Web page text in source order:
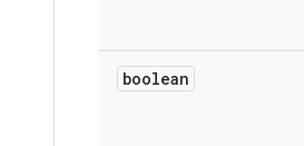
boolean